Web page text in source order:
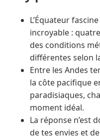
L’Équateur
incroyable :
des conditions
différentes selon
Entre les Andes
la côte pacifique
paradisiaques,
moment idéal.
La réponse n’est
de tes envies et